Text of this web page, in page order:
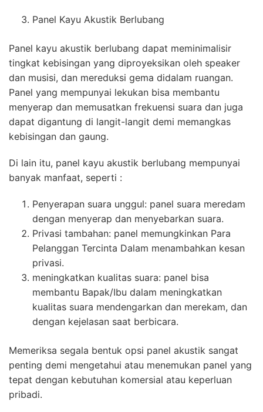
Panel Kayu Akustik Berlubang
Panel kayu akustik berlubang dapat meminimalisir
tingkat kebisingan yang diproyeksikan oleh speaker
dan musisi, dan mereduksi gema didalam ruangan.
Panel yang mempunyai lekukan bisa membantu
menyerap dan memusatkan frekuensi suara dan juga
dapat digantung di langit-langit demi memangkas
kebisingan dan gaung.
Di lain itu, panel kayu akustik berlubang mempunyai
banyak manfaat, seperti :
Penyerapan suara unggul: panel suara meredam
dengan menyerap dan menyebarkan suara.
Privasi tambahan: panel memungkinkan Para
Pelanggan Tercinta Dalam menambahkan kesan
privasi.
meningkatkan kualitas suara: panel bisa
membantu Bapak/Ibu dalam meningkatkan
kualitas suara mendengarkan dan merekam, dan
dengan kejelasan saat berbicara.
Memeriksa segala bentuk opsi panel akustik sangat
penting demi mengetahui atau menemukan panel yang
tepat dengan kebutuhan komersial atau keperluan
pribadi.